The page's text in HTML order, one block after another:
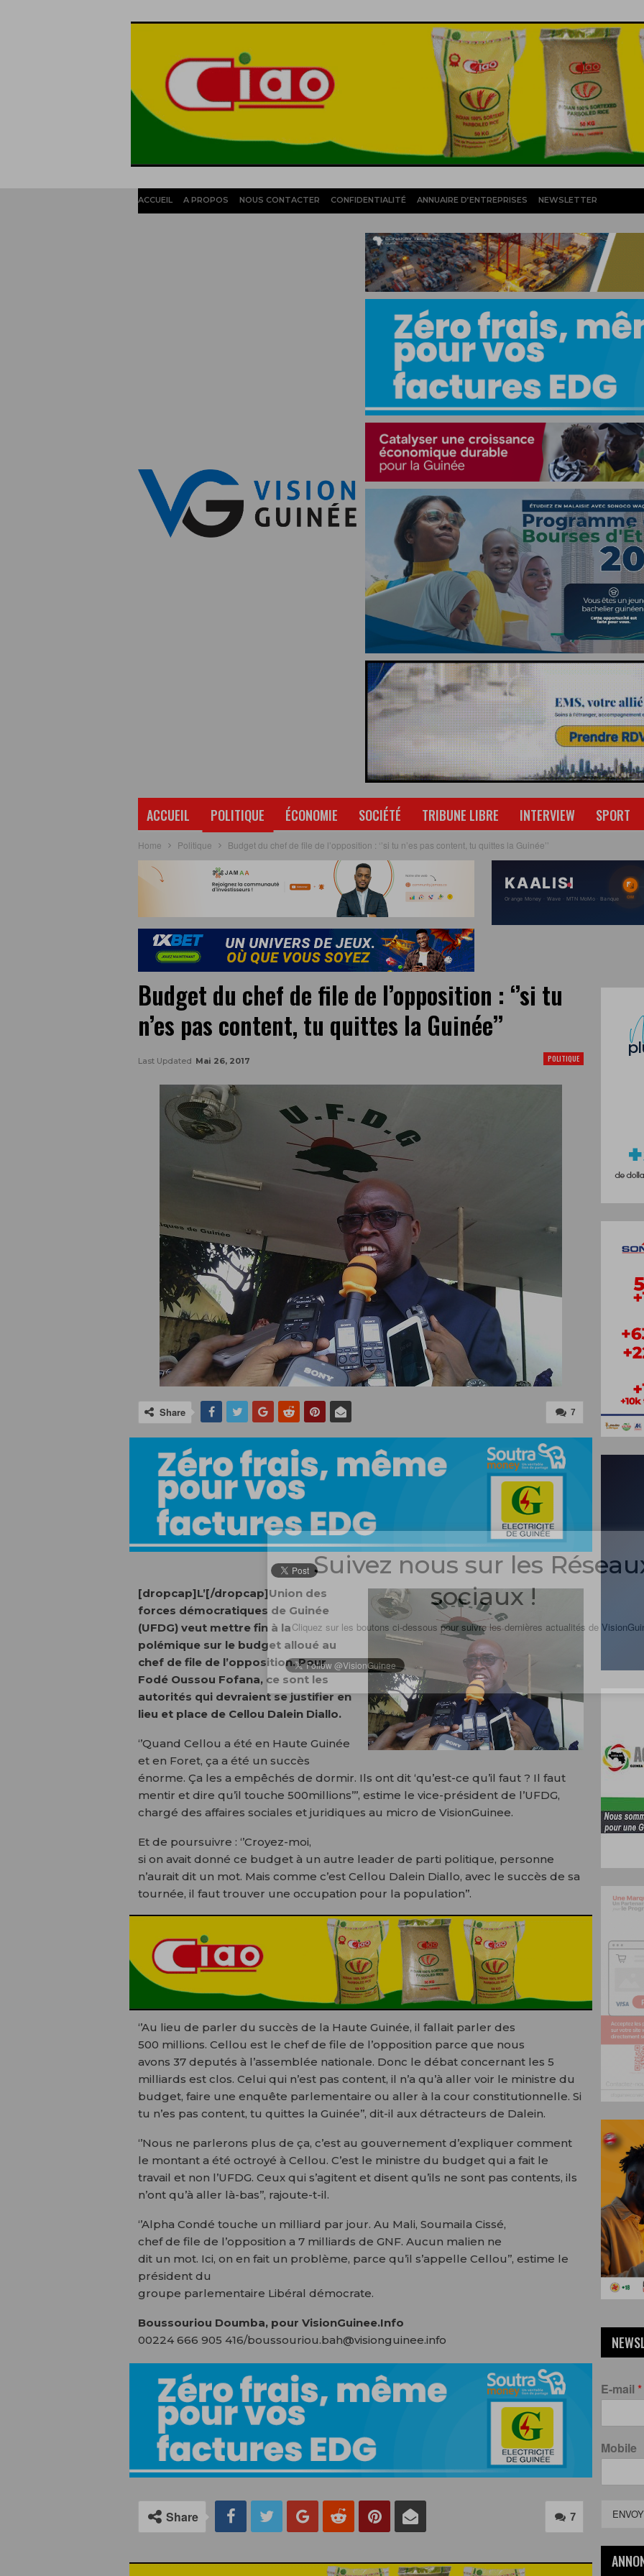
ACCUEIL A PROPOS NOUS CONTACTER CONFIDENTIALITÉ ANNUAIRE D’ENTREPRISES NEWSLETTER
ACCUEIL POLITIQUE ÉCONOMIE SOCIÉTÉ TRIBUNE LIBRE INTERVIEW SPORT
Home Politique Budget du chef de file de l’opposition : ‘’si tu n’es pas content, tu quittes la Guinée’’
Budget du chef de file de l’opposition : ‘’si tu
n’es pas content, tu quittes la Guinée’’
POLITIQUE
Last Updated Mai 26, 2017
7
Share
[dropcap]L’[/dropcap]Union des
forces démocratiques de Guinée
(UFDG) veut mettre fin à la
polémique sur le budget alloué au
chef de file de l’opposition. Pour
Fodé Oussou Fofana, ce sont les
autorités qui devraient se justifier en
lieu et place de Cellou Dalein Diallo.
‘’Quand Cellou a été en Haute Guinée
et en Foret, ça a été un succès
énorme. Ça les a empêchés de dormir. Ils ont dit ‘qu’est-ce qu’il faut ? Il faut
mentir et dire qu’il touche 500millions’’’, estime le vice-président de l’UFDG,
chargé des affaires sociales et juridiques au micro de VisionGuinee.
Et de poursuivre : ‘’Croyez-moi,
si on avait donné ce budget à un autre leader de parti politique, personne
n’aurait dit un mot. Mais comme c’est Cellou Dalein Diallo, avec le succès de sa
tournée, il faut trouver une occupation pour la population’’.
‘’Au lieu de parler du succès de la Haute Guinée, il fallait parler des
500 millions. Cellou est le chef de file de l’opposition parce que nous
avons 37 deputés à l’assemblée nationale. Donc le débat concernant les 5
milliards est clos. Celui qui n’est pas content, il n’a qu’à aller voir le ministre du
budget, faire une enquête parlementaire ou aller à la cour constitutionnelle. Si
tu n’es pas content, tu quittes la Guinée’’, dit-il aux détracteurs de Dalein.
‘’Nous ne parlerons plus de ça, c’est au gouvernement d’expliquer comment
le montant a été octroyé à Cellou. C’est le ministre du budget qui a fait le
travail et non l’UFDG. Ceux qui s’agitent et disent qu’ils ne sont pas contents, ils
n’ont qu’à aller là-bas’’, rajoute-t-il.
‘’Alpha Condé touche un milliard par jour. Au Mali, Soumaila Cissé,
chef de file de l’opposition a 7 milliards de GNF. Aucun malien ne
dit un mot. Ici, on en fait un problème, parce qu’il s’appelle Cellou’’, estime le
président du
groupe parlementaire Libéral démocrate.
Boussouriou Doumba, pour VisionGuinee.Info
00224 666 905 416/boussouriou.bah@visionguinee.info
7
Share
E-mail *
Mobile
Suivez nous sur les
sociaux !
Cliquez sur les boutons ci-dessous pour suivre les dernières actualités de